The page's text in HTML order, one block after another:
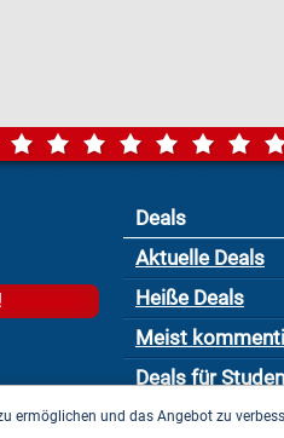
Deals
Aktuelle Deals
Heiße Deals
Meist
Deals für
ermöglichen und das Angebot zu